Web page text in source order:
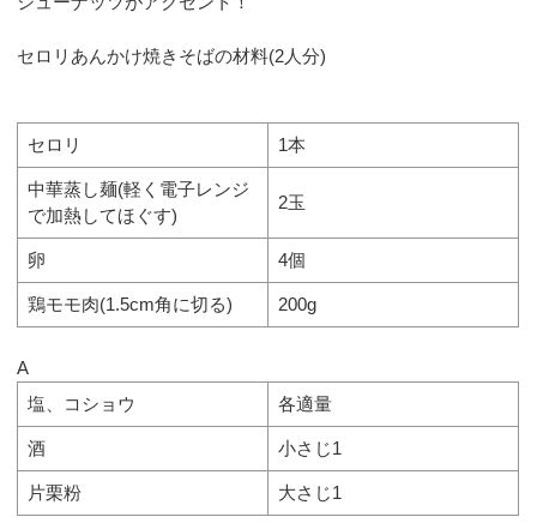
セロリあんかけ焼きそばの材料(2人分)
セロリ 1本
中華蒸し麺(軽く電子レンジ
で加熱してほぐす)
2玉
卵 4個
鶏モモ肉(1.5cm角に切る) 200g
A
塩、コショウ
各適量
酒 小さじ1
片栗粉 大さじ1